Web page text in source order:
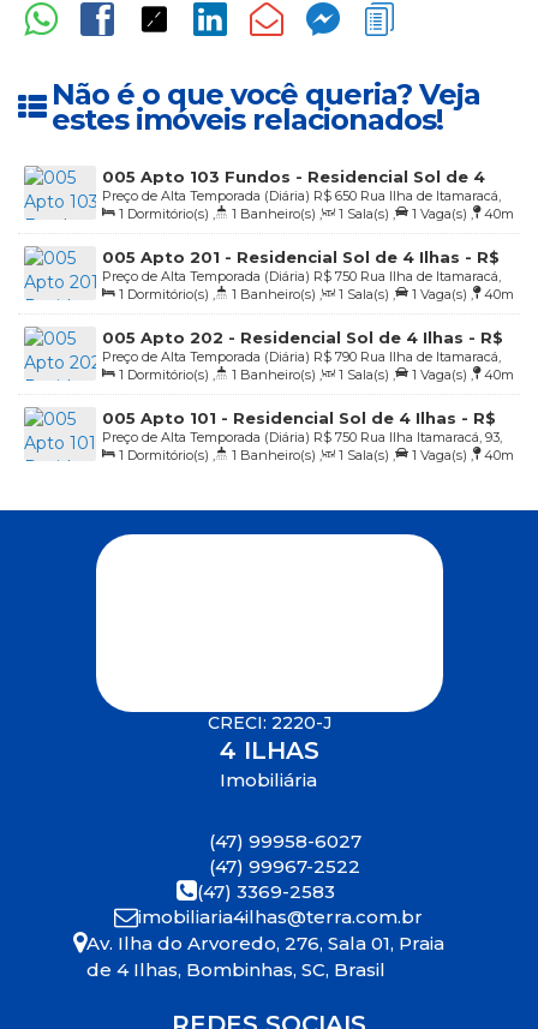
Não é o que você queria? Veja
estes imóveis relacionados!
005 Apto 103 Fundos - Residencial Sol de 4
Ilhas - R$ 650,00 diária
R$ 650
Preço de Alta Temporada (Diária)
Rua Ilha de Itamaracá,
93, Apto 103, 88215-000, Praia de 4 Ilhas, Bombinhas, Santa
Catarina, Brasil
1 Dormitório(s) 1 Banheiro(s) 1 Sala(s) 1 Vaga(s)
40m
Distância do Mar
005 Apto 201 - Residencial Sol de 4 Ilhas - R$
750,00 diária
R$ 750
Preço de Alta Temporada (Diária)
Rua Ilha de Itamaracá,
93, Apto 201, 88215-000, Praia de 4 Ilhas, Bombinhas, Santa
Catarina, Brasil
1 Dormitório(s) 1 Banheiro(s) 1 Sala(s) 1 Vaga(s)
40m
Distância do Mar
005 Apto 202 - Residencial Sol de 4 Ilhas - R$
790,00 diária
R$ 790
Preço de Alta Temporada (Diária)
Rua Ilha de Itamaracá,
93, Apto 202, 88215-000, Praia de 4 Ilhas, Bombinhas, Santa
Catarina, Brasil
1 Dormitório(s) 1 Banheiro(s) 1 Sala(s) 1 Vaga(s)
40m
Distância do Mar
005 Apto 101 - Residencial Sol de 4 Ilhas - R$
750,00 a diária
R$ 750
Preço de Alta Temporada (Diária)
Rua Ilha Itamaracá, 93,
Apto 101, 88215-000, Praia de 4 Ilhas, Bombinhas, Santa Catarina,
1 Dormitório(s) 1 Banheiro(s) 1 Sala(s) 1 Vaga(s)
40m
CRECI: 2220-J
4 ILHAS
Imobiliária
(47) 99958-6027
(47) 99967-2522
(47) 3369-2583
imobiliaria4ilhas@terra.com.br
Av. Ilha do Arvoredo, 276, Sala 01, Praia
de 4 Ilhas, Bombinhas, SC, Brasil